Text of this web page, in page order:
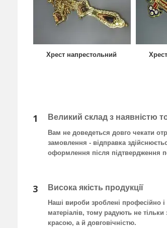
Хрест напрестольний
1 Великий склад з наявністю
Вам не доведеться довго чекати
замовлення - відправка
оформлення після підтвердження
3 Висока якість продукції
Наші вироби зроблені професійно
матеріалів, тому радують не
красою, а й довговічністю.